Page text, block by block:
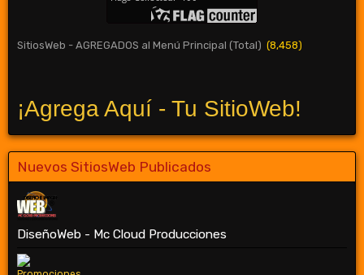
SitiosWeb - AGREGADOS al Menú Principal (Total) (8,458)
¡Agrega Aquí - Tu SitioWeb!
Nuevos SitiosWeb Publicados
DiseñoWeb - Mc Cloud Producciones